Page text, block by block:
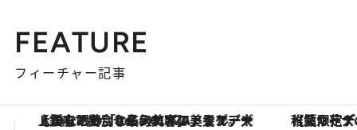
FEATURE
フィーチャー記事
【夏限定ディナーコース】旬を迎える稚鮎や花ズッキーニなどをイタリア・トスカーナの郷土料理の手法で満喫！